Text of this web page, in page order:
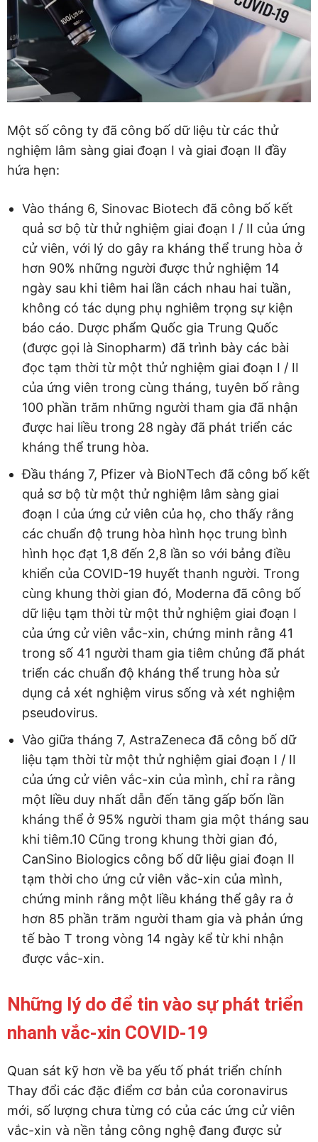
Một số công ty đã công bố dữ liệu từ các thử
nghiệm lâm sàng giai đoạn I và giai đoạn II đầy
hứa hẹn:
Vào tháng 6, Sinovac Biotech đã công bố kết
quả sơ bộ từ thử nghiệm giai đoạn I / II của ứng
cử viên, với lý do gây ra kháng thể trung hòa ở
hơn 90% những người được thử nghiệm 14
ngày sau khi tiêm hai lần cách nhau hai tuần,
không có tác dụng phụ nghiêm trọng sự kiện
báo cáo. Dược phẩm Quốc gia Trung Quốc
(được gọi là Sinopharm) đã trình bày các bài
đọc tạm thời từ một thử nghiệm giai đoạn I / II
của ứng viên trong cùng tháng, tuyên bố rằng
100 phần trăm những người tham gia đã nhận
được hai liều trong 28 ngày đã phát triển các
kháng thể trung hòa.
Đầu tháng 7, Pfizer và BioNTech đã công bố kết
quả sơ bộ từ một thử nghiệm lâm sàng giai
đoạn I của ứng cử viên của họ, cho thấy rằng
các chuẩn độ trung hòa hình học trung bình
hình học đạt 1,8 đến 2,8 lần so với bảng điều
khiển của COVID-19 huyết thanh người. Trong
cùng khung thời gian đó, Moderna đã công bố
dữ liệu tạm thời từ một thử nghiệm giai đoạn I
của ứng cử viên vắc-xin, chứng minh rằng 41
trong số 41 người tham gia tiêm chủng đã phát
triển các chuẩn độ kháng thể trung hòa sử
dụng cả xét nghiệm virus sống và xét nghiệm
pseudovirus.
Vào giữa tháng 7, AstraZeneca đã công bố dữ
liệu tạm thời từ một thử nghiệm giai đoạn I / II
của ứng cử viên vắc-xin của mình, chỉ ra rằng
một liều duy nhất dẫn đến tăng gấp bốn lần
kháng thể ở 95% người tham gia một tháng sau
khi tiêm.10 Cũng trong khung thời gian đó,
CanSino Biologics công bố dữ liệu giai đoạn II
tạm thời cho ứng cử viên vắc-xin của mình,
chứng minh rằng một liều kháng thể gây ra ở
hơn 85 phần trăm người tham gia và phản ứng
tế bào T trong vòng 14 ngày kể từ khi nhận
được vắc-xin.
Những lý do để tin vào sự phát triển
nhanh vắc-xin COVID-19
Quan sát kỹ hơn về ba yếu tố phát triển chính
Thay đổi các đặc điểm cơ bản của coronavirus
mới, số lượng chưa từng có của các ứng cử viên
vắc-xin và nền tảng công nghệ đang được sử